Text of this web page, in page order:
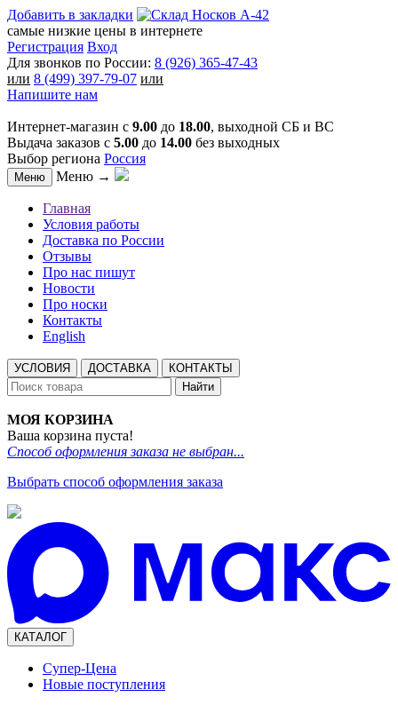
Добавить в закладки
самые низкие цены в интернете
Регистрация Вход
Для звонков по России: 8 (926) 365-47-43
или 8 (499) 397-79-07 или
Напишите нам
Интернет-магазин с 9.00 до 18.00, выходной СБ и ВС
Выдача заказов с 5.00 до 14.00 без выходных
Выбор региона Россия
Меню Меню →
Главная
Условия работы
Доставка по России
Отзывы
Про нас пишут
Новости
Про носки
Контакты
English
УСЛОВИЯ ДОСТАВКА
КОНТАКТЫ
Найти
МОЯ КОРЗИНА
Ваша корзина пуста!
Способ оформления заказа не выбран...
Выбрать способ оформления заказа
КАТАЛОГ
Супер-Цена
Новые поступления